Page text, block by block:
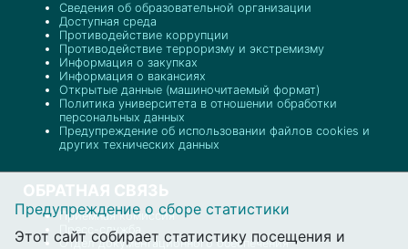
Сведения об образовательной организации
Доступная среда
Противодействие коррупции
Противодействие терроризму и экстремизму
Информация о закупках
Информация о вакансиях
Открытые данные (машиночитаемый формат)
Политика университета в отношении обработки
персональных данных
Предупреждение об использовании файлов cookies и
других технических данных
ОБРАТНАЯ СВЯЗЬ
Приемная комиссия
Пресс-служба
Отдел документационного обеспечения
Предупреждение о сборе статистики
Этот сайт собирает статистику посещения и